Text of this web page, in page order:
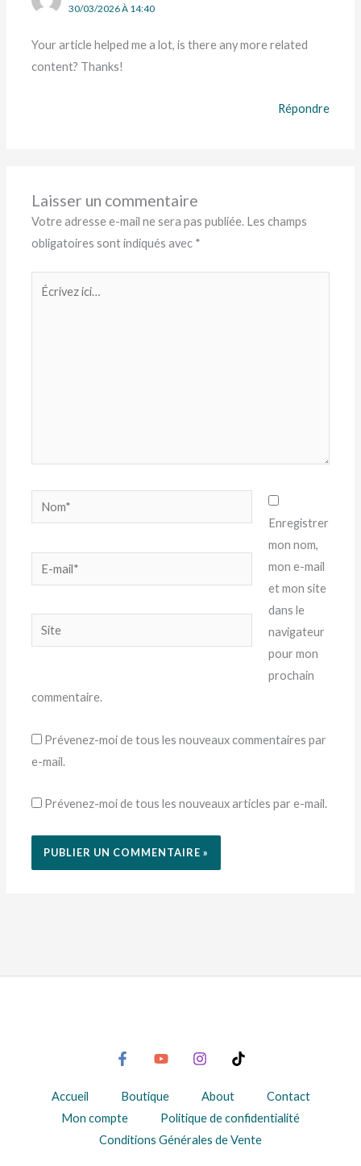
30/03/2026 À 14:40
Your article helped me a lot, is there any more related
content? Thanks!
Répondre
Laisser un commentaire
Votre adresse e-mail ne sera pas publiée. Les champs
obligatoires sont indiqués avec *
Écrivez
Nom*
E-
mail*
Site
Enregistrer
mon nom,
mon e-mail
et mon site
dans le
navigateur
pour mon
prochain
commentaire.
Prévenez-moi de tous les nouveaux commentaires par
e-mail.
Prévenez-moi de tous les nouveaux articles par e-mail.
Accueil Boutique About
Contact
Mon compte
Politique de confidentialité
Conditions Générales de Vente